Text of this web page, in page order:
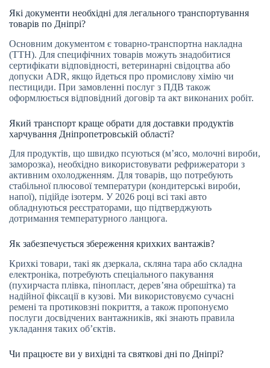
Які документи необхідні для легального транспортування
товарів по Дніпрі?
Основним документом є товарно-транспортна накладна
(ТТН). Для специфічних товарів можуть знадобитися
сертифікати відповідності, ветеринарні свідоцтва або
допуски ADR, якщо йдеться про промислову хімію чи
пестициди. При замовленні послуг з ПДВ також
оформлюється відповідний договір та акт виконаних робіт.
Який транспорт краще обрати для доставки продуктів
харчування Дніпропетровській області?
Для продуктів, що швидко псуються (м’ясо, молочні вироби,
заморозка), необхідно використовувати рефрижератори з
активним охолодженням. Для товарів, що потребують
стабільної плюсової температури (кондитерські вироби,
напої), підійде ізотерм. У 2026 році всі такі авто
обладнуються реєстраторами, що підтверджують
дотримання температурного ланцюга.
Як забезпечується збереження крихких вантажів?
Крихкі товари, такі як дзеркала, скляна тара або складна
електроніка, потребують спеціального пакування
(пухирчаста плівка, пінопласт, дерев’яна обрешітка) та
надійної фіксації в кузові. Ми використовуємо сучасні
ремені та протиковзні покриття, а також пропонуємо
послуги досвідчених вантажників, які знають правила
укладання таких об’єктів.
Чи працюєте ви у вихідні та святкові дні по Дніпрі?